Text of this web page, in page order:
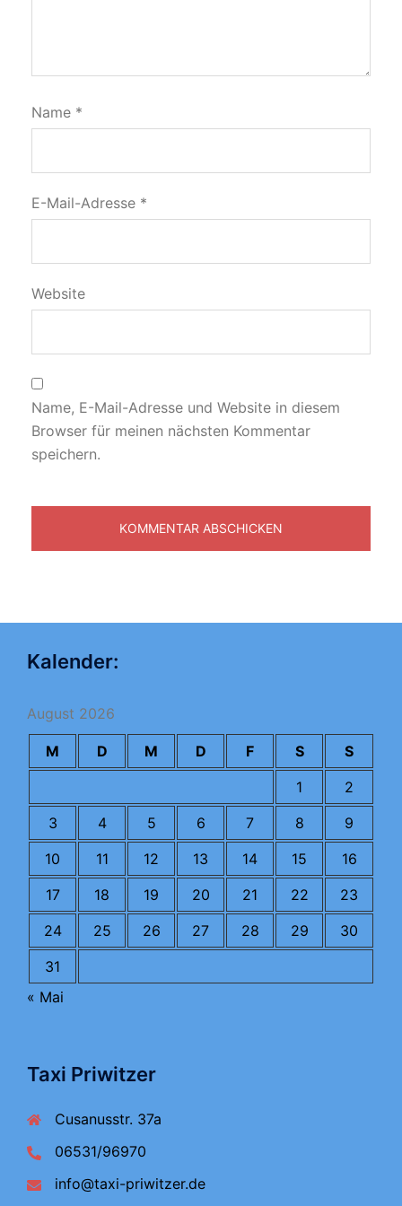
Name *
E-Mail-Adresse *
Website
Name, E-Mail-Adresse und Website in diesem
Browser für meinen nächsten Kommentar
speichern.
Kalender:
August 2026
M D M D F S
S
1
2
3
4 5 6 7 8
9
10
11 12 13 14 15
16
17
18 19 20 21 22
23
24
25 26 27 28 29
30
31
« Mai
Taxi Priwitzer
Cusanusstr. 37a
06531/96970
info@taxi-priwitzer.de